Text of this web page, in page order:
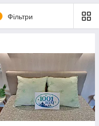
Фільтри